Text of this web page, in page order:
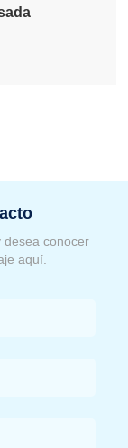
desea conocer
aquí.